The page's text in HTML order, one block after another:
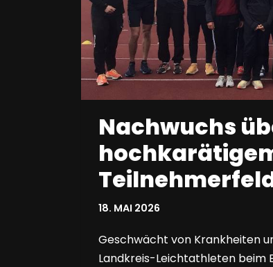
Nachwuchs
18. MAI 2026
Geschwächt von Krankheiten
Landkreis-Leichtathleten beim